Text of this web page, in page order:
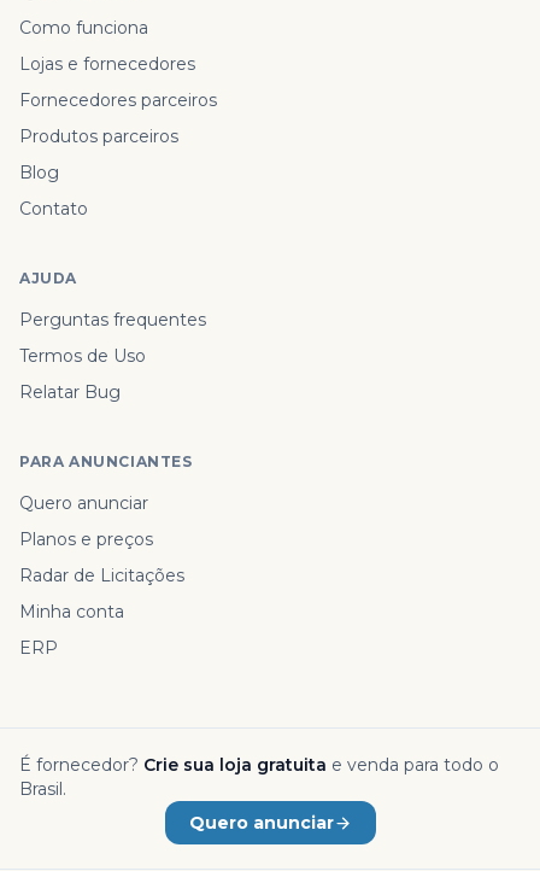
Como funciona
Lojas e fornecedores
Fornecedores parceiros
Produtos parceiros
Blog
Contato
AJUDA
Perguntas frequentes
Termos de Uso
Relatar Bug
PARA ANUNCIANTES
Quero anunciar
Planos e preços
Radar de Licitações
Minha conta
ERP
É fornecedor? Crie sua loja gratuita e venda para todo o
Brasil.
Quero anunciar